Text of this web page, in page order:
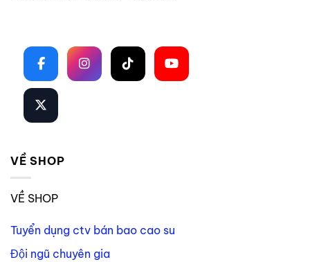
VỀ SHOP
VỀ SHOP
Tuyển dụng ctv bán bao cao su
Đội ngũ chuyên gia